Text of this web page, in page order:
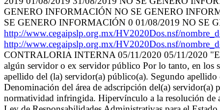
GENERO INFORMACIÓN NO SE GENERO
SE GENERO INFORMACIÓN 0 01/08/2019 NO SE
http://www.cegaipslp.org.mx/HV2020Dos.nsf/
http://www.cegaipslp.org.mx/HV2020Dos.nsf/
CONTRALORIA INTERNA 05/11/2020 05/11/2020 "En
algún servidor o ex servidor público Por lo tanto, en los
apellido del (la) servidor(a) público(a). Segundo
Denominación del área de adscripción del(a)
normatividad infringida. Hipervínculo a la resolución de